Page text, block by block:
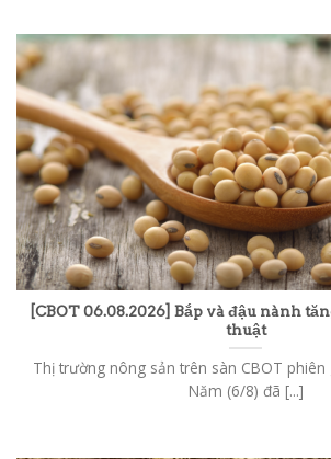
[CBOT 06.08.2026] Bắp và đậu nành
thuật
Thị trường nông sản trên sàn CBOT
Năm (6/8) đã [...]